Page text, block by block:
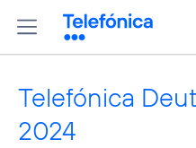
Telefónica
2024